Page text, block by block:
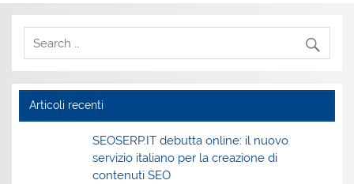
Articoli recenti
SEOSERP.IT debutta online: il nuovo
servizio italiano per la creazione di
contenuti SEO